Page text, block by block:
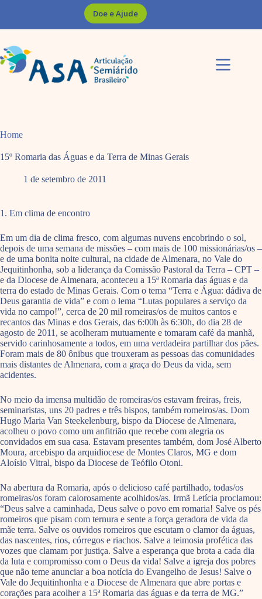
Doe e Ajude
Home
15º Romaria das Águas e da Terra de Minas Gerais
1 de setembro de 2011
1. Em clima de encontro
Em um dia de clima fresco, com algumas nuvens encobrindo o sol,
depois de uma semana de missões – com mais de 100 missionárias/os –
e de uma bonita noite cultural, na cidade de Almenara, no Vale do
Jequitinhonha, sob a liderança da Comissão Pastoral da Terra – CPT –
e da Diocese de Almenara, aconteceu a 15ª Romaria das águas e da
terra do estado de Minas Gerais. Com o tema “Terra e Água: dádiva de
Deus garantia de vida” e com o lema “Lutas populares a serviço da
vida no campo!”, cerca de 20 mil romeiras/os de muitos cantos e
recantos das Minas e dos Gerais, das 6:00h às 6:30h, do dia 28 de
agosto de 2011, se acolheram mutuamente e tomaram café da manhã,
servido carinhosamente a todos, em uma verdadeira partilhar dos pães.
Foram mais de 80 ônibus que trouxeram as pessoas das comunidades
mais distantes de Almenara, com a graça do Deus da vida, sem
acidentes.
No meio da imensa multidão de romeiras/os estavam freiras, freis,
seminaristas, uns 20 padres e três bispos, também romeiros/as. Dom
Hugo Maria Van Steekelenburg, bispo da Diocese de Almenara,
acolheu o povo como um anfitrião que recebe com alegria os
convidados em sua casa. Estavam presentes também, dom José Alberto
Moura, arcebispo da arquidiocese de Montes Claros, MG e dom
Aloísio Vitral, bispo da Diocese de Teófilo Otoni.
Na abertura da Romaria, após o delicioso café partilhado, todas/os
romeiras/os foram calorosamente acolhidos/as. Irmã Letícia proclamou:
“Deus salve a caminhada, Deus salve o povo em romaria! Salve os pés
romeiros que pisam com ternura e sente a força geradora de vida da
mãe terra. Salve os ouvidos romeiros que escutam o clamor da águas,
das nascentes, rios, córregos e riachos. Salve a teimosia profética das
vozes que clamam por justiça. Salve a esperança que brota a cada dia
da luta e compromisso com o Deus da vida! Salve a igreja dos pobres
que não teme anunciar a boa notícia do Evangelho de Jesus! Salve o
Vale do Jequitinhonha e a Diocese de Almenara que abre portas e
corações para acolher a 15ª Romaria das águas e da terra de MG.”